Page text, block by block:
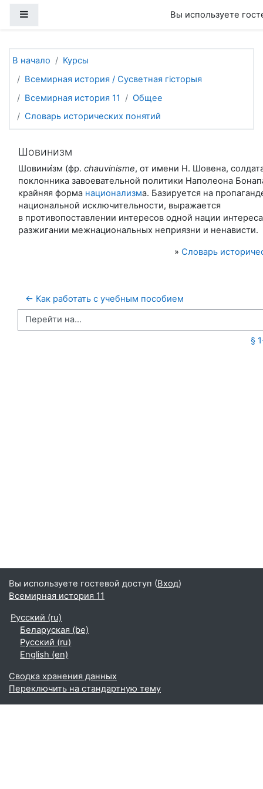
Вы используете
В начало
Курсы
Всемирная история / Сусветная гісторыя
Всемирная история 11
Общее
Словарь исторических понятий
Шовинизм
Шовини́зм (фр. сhauvinisme, от имени Н. Шовена,
поклонника завоевательной политики Наполеона
крайняя форма национализма. Базируется на
национальной исключительности, выражается
в противопоставлении интересов одной нации
разжигании межнациональных неприязни и ненависти.
» Словарь
← Как работать с учебным пособием
Перейти на...
§
Вы используете гостевой доступ (Вход)
Всемирная история 11
Русский ‎(ru)‎
Беларуская ‎(be)‎
Русский ‎(ru)‎
English ‎(en)‎
Сводка хранения данных
Переключить на стандартную тему